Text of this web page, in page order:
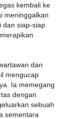
kembali ke
meninggalkan
dan siap-siap
dan
mengucap
Ia memegang
dengan
sebuah
sementara